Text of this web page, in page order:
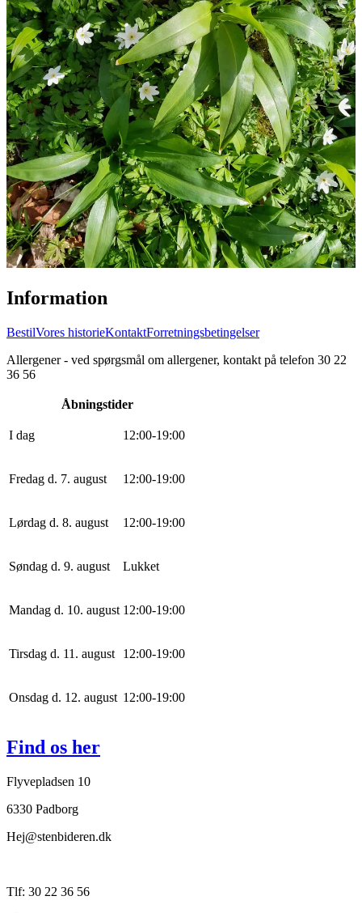
Information
BestilVores historieKontaktForretningsbetingelser
Allergener - ved spørgsmål om allergener, kontakt på telefon 30 22
36 56
Åbningstider
I dag 12:00-19:00
Fredag d. 7. august 12:00-19:00
Lørdag d. 8. august 12:00-19:00
Søndag d. 9. august Lukket
Mandag d. 10. august 12:00-19:00
Tirsdag d. 11. august 12:00-19:00
Onsdag d. 12. august 12:00-19:00
Find os her
Flyvepladsen 10
6330 Padborg
Hej@stenbideren.dk
Tlf: 30 22 36 56